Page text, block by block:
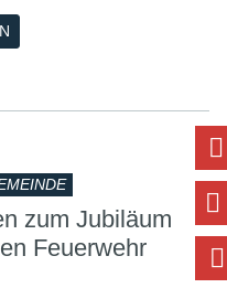
zum Jubiläum
Feuerwehr